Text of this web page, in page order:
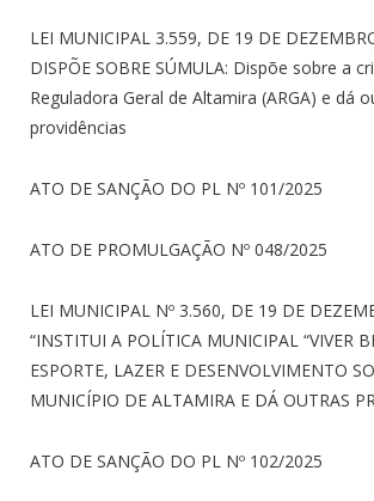
LEI MUNICIPAL 3.559, DE 19 DE
DISPÕE SOBRE SÚMULA: Dispõe sobre a
Reguladora Geral de Altamira (ARGA) e dá
providências
ATO DE SANÇÃO DO PL Nº 101/2025
ATO DE PROMULGAÇÃO Nº 048/2025
LEI MUNICIPAL Nº 3.560, DE 19 DE
“INSTITUI A POLÍTICA MUNICIPAL “VIVER
ESPORTE, LAZER E DESENVOLVIMENTO
MUNICÍPIO DE ALTAMIRA E DÁ OUTRAS
ATO DE SANÇÃO DO PL Nº 102/2025